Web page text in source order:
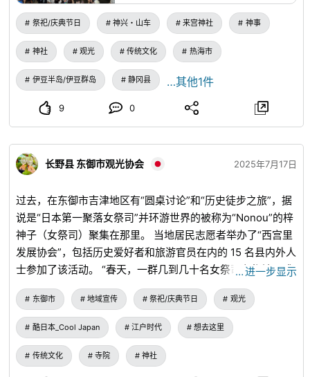
ドリップパック（2袋） ・ダイヤルロッ
クキー ・ランチョンマット■スタンレー
BOXサイズ Ｗ33・Ｔ25・Ｄ16.5 重さ
約3.8ｋｇ(貸出時、真空ボトル魔法瓶にお
湯が満タン時) ハンドドリップで本格的な味
にこだわるならこちら！ コーヒーミルで
ゴリゴリ挽くのが楽しい♪【かごBOX・ハ
1,500円(税込)■レンタル内容 ・かごBOX
・3重断熱ボトル(0.75ml) ・ドリッパ
プオリジナル焙煎豆（2袋） ・コーヒー
座トレイ ・小物ケース ・マドラー（2
本） ・お手拭きウエットティッシュ ・
ペーパーナプキン ・ゴミ袋 ・コーヒー
フィルター（2枚） ・角砂糖（4ケ） ・
ランチョンマット（1枚）■かごBOXサイ
ズ Ｗ39・Ｔ30・Ｄ13 重さ約3.7ｋｇ
時) 【受取と返却場所】 安曇野市観光情
報センター（JR大糸線穂高駅前） 〒
399-8303 長野県安曇野市穂高5952-3
(お問合せ) 安曇野市観光協会 安
曇野市観光情報センター2階
電話：0263－82－3133
祭祀/庆典节日 神兴・山车 来宫神社 神事
神社 观光 传统文化 热海市
伊豆半岛/伊豆群岛 静冈县 …其他1件
9 0
长野县 东御市观光协会 2025年7月17日
过去，在东御市吉津地区有“圆桌讨论”和“历史徒步之旅”，据
说是“日本第一聚落女祭司”并环游世界的被称为“Nonou”的梓
神子（女祭司）聚集在那里。 当地居民志愿者举办了“西宫里
发展协会”，包括历史爱好者和旅游官员在内的 15 名县内外人
士参加了该活动。 “春天，一群几到几十名女祭司在祭神仪式
舞陶的带领下，从野浓巷出发，她们在参观的村庄里占卜了她
们的烦恼、痛苦和愿望，”该协会秘书筱原博文说。 他是“祭
神仪式舞涛（西宫社殿的主人）的后裔”，古代文献流传到房
子里，接受和访问来自全国各地的研究人员和崇拜野浓的人，
以指导该地区的历史。 四年前，我在 Pre 举办了一次步行
…进一步显示
东御市 地域宣传 祭祀/庆典节日 观光
酷日本_Cool Japan 江户时代 想去这里
传统文化 寺院 神社